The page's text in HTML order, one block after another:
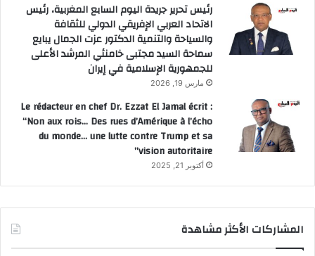
رئيس تحرير جريدة اليوم السابع المغربية، رئيس
الاتحاد العربي الإفريقي الدولي للثقافة
والسياحة والتنمية الدكتور عزت الجمال يبايع
سماحة السيد مجتبى خامنئي المرشد الأعلى
للجمهورية الإسلامية في إيران
مارس 19, 2026
Le rédacteur en chef Dr. Ezzat El Jamal écrit :
“Non aux rois… Des rues d’Amérique à l’écho
du monde… une lutte contre Trump et sa
vision autoritaire”
أكتوبر 21, 2025
المشاركات الأكثر مشاهدة